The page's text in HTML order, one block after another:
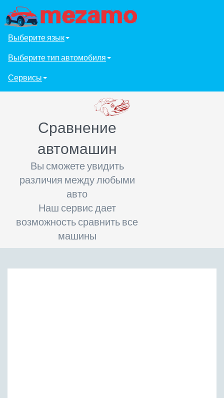
Выберите язык
Выберите тип автомобиля
Сервисы
Сравнение
автомашин
Вы сможете увидить
различия между любыми
авто
Наш сервис дает
возможность сравнить все
машины